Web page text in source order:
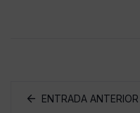
ENTRADA ANTERIOR